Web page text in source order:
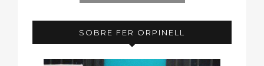
SOBRE FER ORPINELL